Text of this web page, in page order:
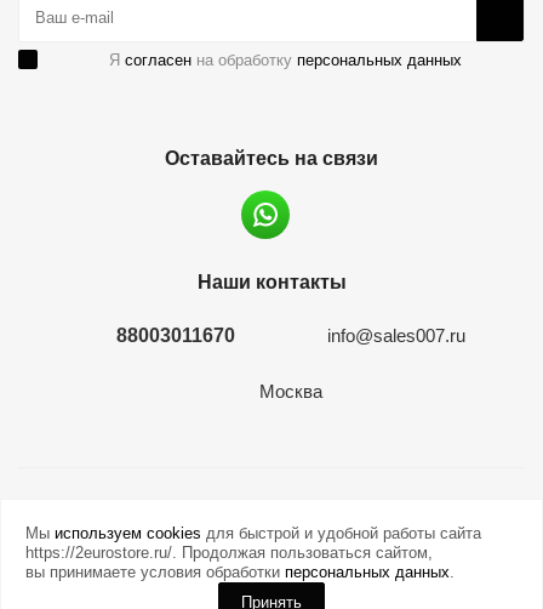
Я согласен на обработку персональных данных
Оставайтесь на связи
Наши контакты
88003011670 info@sales007.ru
Москва
Мы используем cookies для быстрой и удобной работы сайта
https://2eurostore.ru/. Продолжая пользоваться сайтом,
вы принимаете условия обработки персональных данных.
Принять